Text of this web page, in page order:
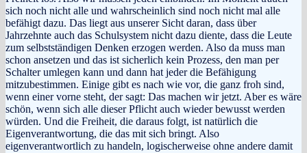
sich noch nicht alle und wahrscheinlich sind noch nicht mal alle
befähigt dazu. Das liegt aus unserer Sicht daran, dass über
Jahrzehnte auch das Schulsystem nicht dazu diente, dass die Leute
zum selbstständigen Denken erzogen werden. Also da muss man
schon ansetzen und das ist sicherlich kein Prozess, den man per
Schalter umlegen kann und dann hat jeder die Befähigung
mitzubestimmen. Einige gibt es nach wie vor, die ganz froh sind,
wenn einer vorne steht, der sagt: Das machen wir jetzt. Aber es wäre
schön, wenn sich alle dieser Pflicht auch wieder bewusst werden
würden. Und die Freiheit, die daraus folgt, ist natürlich die
Eigenverantwortung, die das mit sich bringt. Also
eigenverantwortlich zu handeln, logischerweise ohne andere damit